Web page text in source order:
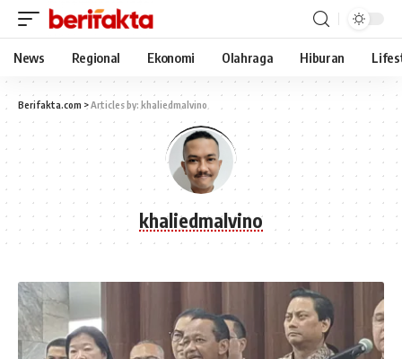
News Regional Ekonomi Olahraga Hiburan
Berifakta.com >Articles by: khaliedmalvino
khaliedmalvino